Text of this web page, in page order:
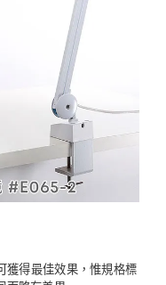
獲得最佳效果，惟規格標